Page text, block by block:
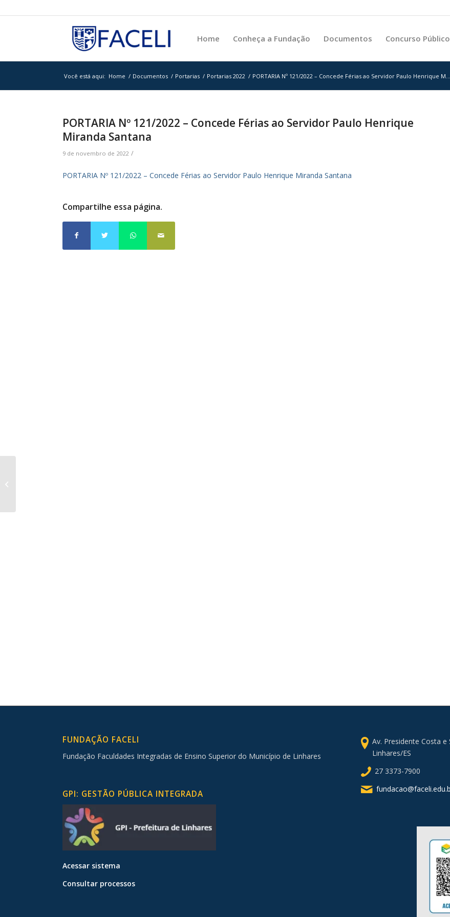
Home Conheça a Fundação Documentos Concurso Público
Você está aqui: Home / Documentos / Portarias / Portarias 2022 / PORTARIA Nº 121/2022 – Concede Férias ao Servidor Paulo Henrique M...
PORTARIA Nº 121/2022 – Concede Férias ao Servidor Paulo Henrique
Miranda Santana
9 de novembro de 2022 /
PORTARIA Nº 121/2022 – Concede Férias ao Servidor Paulo Henrique Miranda Santana
Compartilhe essa página.
FUNDAÇÃO FACELI
Fundação Faculdades Integradas de Ensino Superior do Município de Linhares
GPI: GESTÃO PÚBLICA INTEGRADA
Acessar sistema
Consultar processos
Av. Presidente Costa
Linhares/ES
27 3373-7900